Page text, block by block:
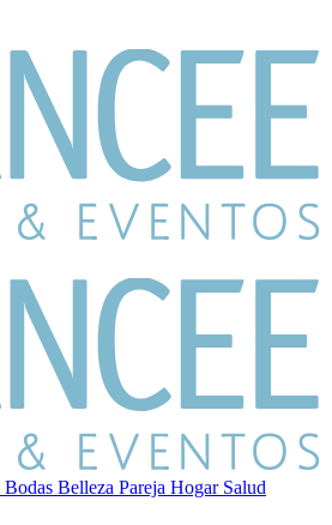
Bodas Belleza Pareja Hogar Salud